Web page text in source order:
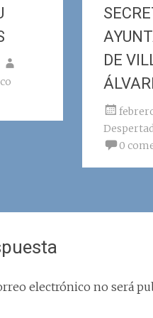
DE
0
electrónico no será